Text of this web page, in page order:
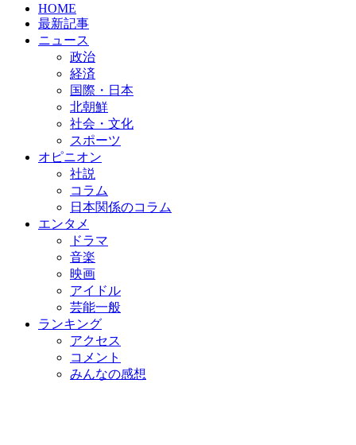
HOME
最新記事
ニュース
政治
経済
国際・日本
北朝鮮
社会・文化
スポーツ
オピニオン
社説
コラム
日本関係のコラム
エンタメ
ドラマ
音楽
映画
アイドル
芸能一般
ランキング
アクセス
コメント
みんなの感想